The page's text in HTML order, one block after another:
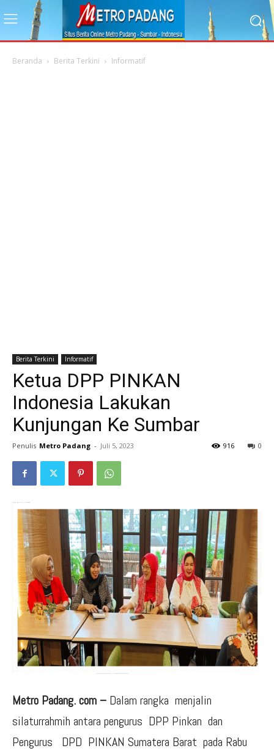
Beranda Berita Terkini Informatif
Berita Terkini Informatif
Ketua DPP PINKAN
Indonesia Lakukan
Kunjungan Ke Sumbar
Penulis Metro Padang - Juli 5, 2023 0
916
Metro Padang. com – Dalam rangka menjalin
silaturrahmih antara pengurus DPP Pinkan dan
Pengurus DPD PINKAN Sumatera Barat pada Rabu